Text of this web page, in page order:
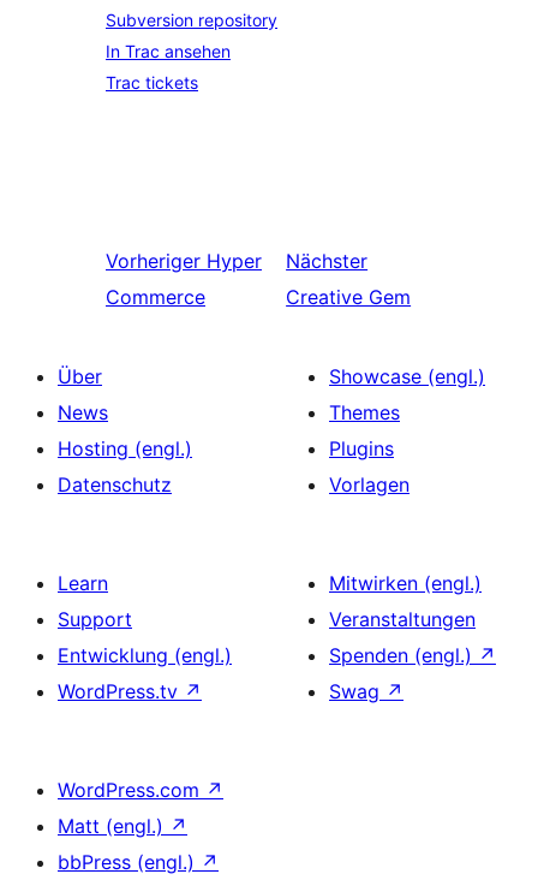
Subversion repository
In Trac ansehen
Trac tickets
Vorheriger Hyper
Commerce
Nächster
Creative Gem
Über
News
Hosting (engl.)
Datenschutz
Showcase (engl.)
Themes
Plugins
Vorlagen
Learn
Support
Entwicklung (engl.)
WordPress.tv ↗
Mitwirken (engl.)
Veranstaltungen
Spenden (engl.) ↗
Swag ↗
WordPress.com ↗
Matt (engl.) ↗
bbPress (engl.) ↗